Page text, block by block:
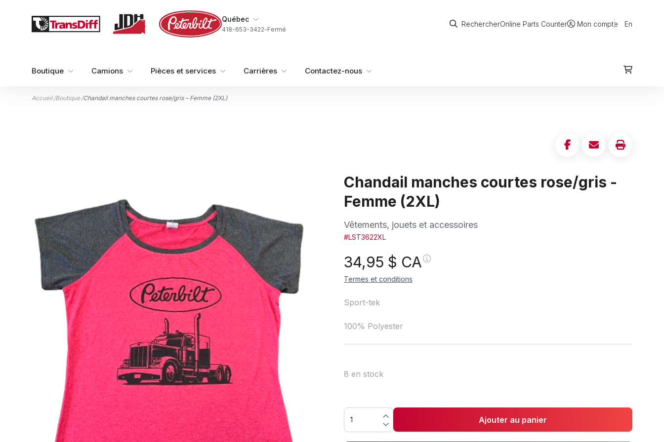
Ma succursale
Québec
418-653-3422-Fermé
Rechercher
RechercherOnline Parts Counter Mon compte En
Boutique Camions Pièces et services Carrières Contactez-nous
Accueil /Boutique /Chandail manches courtes rose/gris – Femme (2XL)
Chandail manches courtes rose/gris -
Femme (2XL)
Vêtements, jouets et accessoires
#LST3622XL
34,95 $ CA
Termes et conditions
Sport-tek
100% Polyester
8 en stock
Ajouter au panier